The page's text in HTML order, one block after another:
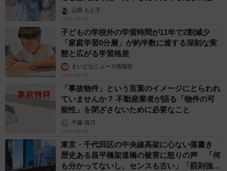
HP「NPO法人けだ・まも」
出し…山岡 もと子
2026.08.06
子どもの学校外の学習時間が11年で2割減少
「家庭学習0分層」が約半数に達する深刻な実
態と広がる学習格差
まいどなニュース情報部
2026.08.06
「事故物件」という言葉のイメージにとらわれ
ていませんか？ 不動産業者が語る「物件の可
能性」を閉ざさないために必要なこと
平藤 清刀
2026.08.06
東京・千代田区の中央線高架に心ない落書き
歴史ある昌平橋架道橋の被害に怒りの声 「何
も分かってないし、センスも古い」「罰則強化